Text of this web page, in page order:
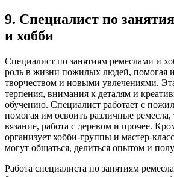
9. Специалист по
и хобби
Специалист по занятиям ремеслами и
роль в жизни пожилых людей, помогая
творчеством и новыми увлечениями.
терпения, внимания к деталям и
обучению. Специалист работает с
помогая им освоить различные
вязание, работа с деревом и прочее.
организует хобби-группы и мастер-
могут общаться, делиться опытом и
Работа специалиста по занятиям